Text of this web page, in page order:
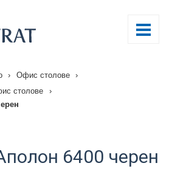
› Офис столове
›
столове
›
6400 черен